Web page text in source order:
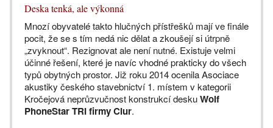
Deska tenká, ale výkonná
Mnozí obyvatelé takto hlučných přístřešků mají ve finále
pocit, že se s tím nedá nic dělat a zkoušejí si útrpně
„zvyknout“. Rezignovat ale není nutné. Existuje velmi
účinné řešení, které je navíc vhodné prakticky do všech
typů obytných prostor. Již roku 2014 ocenila Asociace
akustiky českého stavebnictví 1. místem v kategorii
Kročejová neprůzvučnost konstrukcí deskuWolf
PhoneStar TRI firmy Ciur.